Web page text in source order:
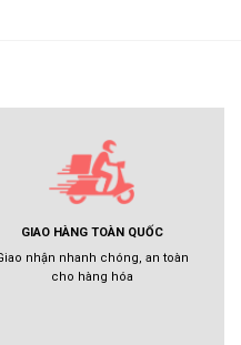
GIAO HÀNG TOÀN QUỐC
nhận nhanh chóng, an toàn
cho hàng hóa